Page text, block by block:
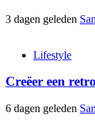
3 dagen geleden
Lifestyle
Creëer een
6 dagen geleden